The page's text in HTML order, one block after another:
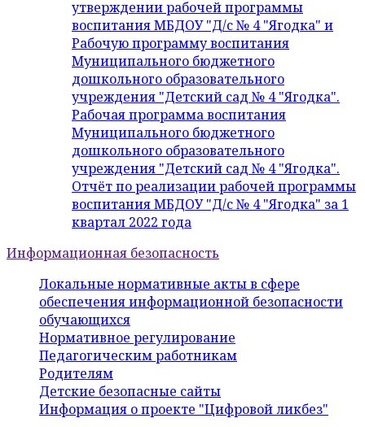
утверждении рабочей программы
воспитания МБДОУ "Д/с № 4 "Ягодка" и
Рабочую программу воспитания
Муниципального бюджетного
дошкольного образовательного
учреждения "Детский сад № 4 "Ягодка".
Рабочая программа воспитания
Муниципального бюджетного
дошкольного образовательного
учреждения "Детский сад № 4 "Ягодка".
Отчёт по реализации рабочей программы
воспитания МБДОУ "Д/с № 4 "Ягодка" за 1
квартал 2022 года
Информационная безопасность
Локальные нормативные акты в сфере
обеспечения информационной безопасности
обучающихся
Нормативное регулирование
Педагогическим работникам
Родителям
Детские безопасные сайты
Информация о проекте "Цифровой ликбез"